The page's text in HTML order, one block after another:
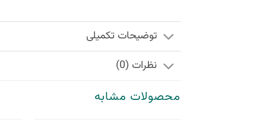
توضیحات تکمیلی
نظرات (0)
محصولات مشابه